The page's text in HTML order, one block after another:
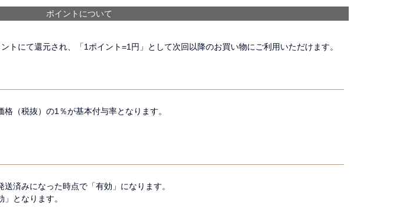
ポイントについて
トにて還元され、「1ポイント=1円」として次回以降のお買い物にご利用いただけます。
（税抜）の1％が基本付与率となります。
済みになった時点で「有効」になります。
となります。